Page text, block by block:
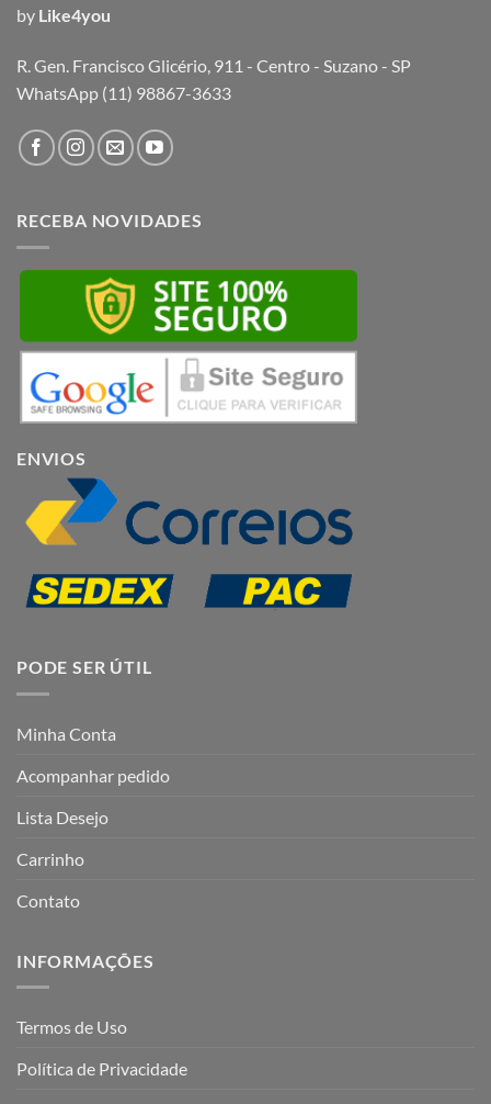
by Like4you
R. Gen. Francisco Glicério, 911 - Centro - Suzano - SP
WhatsApp (11) 98867-3633
RECEBA NOVIDADES
ENVIOS
PODE SER ÚTIL
Minha Conta
Acompanhar pedido
Lista Desejo
Carrinho
Contato
INFORMAÇÕES
Termos de Uso
Política de Privacidade